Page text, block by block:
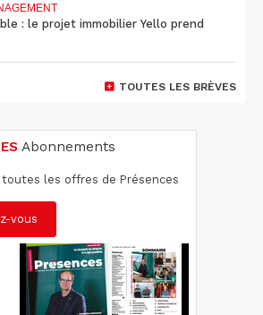
: le projet immobilier Yello prend
TOUTES LES BRÈVES
Abonnements
toutes les offres de Présences
vous